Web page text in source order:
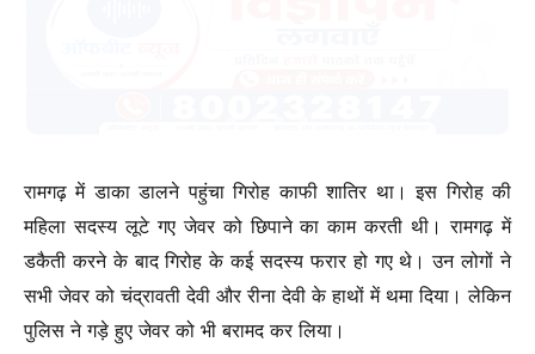
रामगढ़ में डाका डालने पहुंचा गिरोह काफी शातिर था। इस गिरोह की
महिला सदस्य लूटे गए जेवर को छिपाने का काम करती थी। रामगढ़ में
डकैती करने के बाद गिरोह के कई सदस्य फरार हो गए थे। उन लोगों ने
सभी जेवर को चंद्रावती देवी और रीना देवी के हाथों में थमा दिया। लेकिन
पुलिस ने गड़े हुए जेवर को भी बरामद कर लिया।